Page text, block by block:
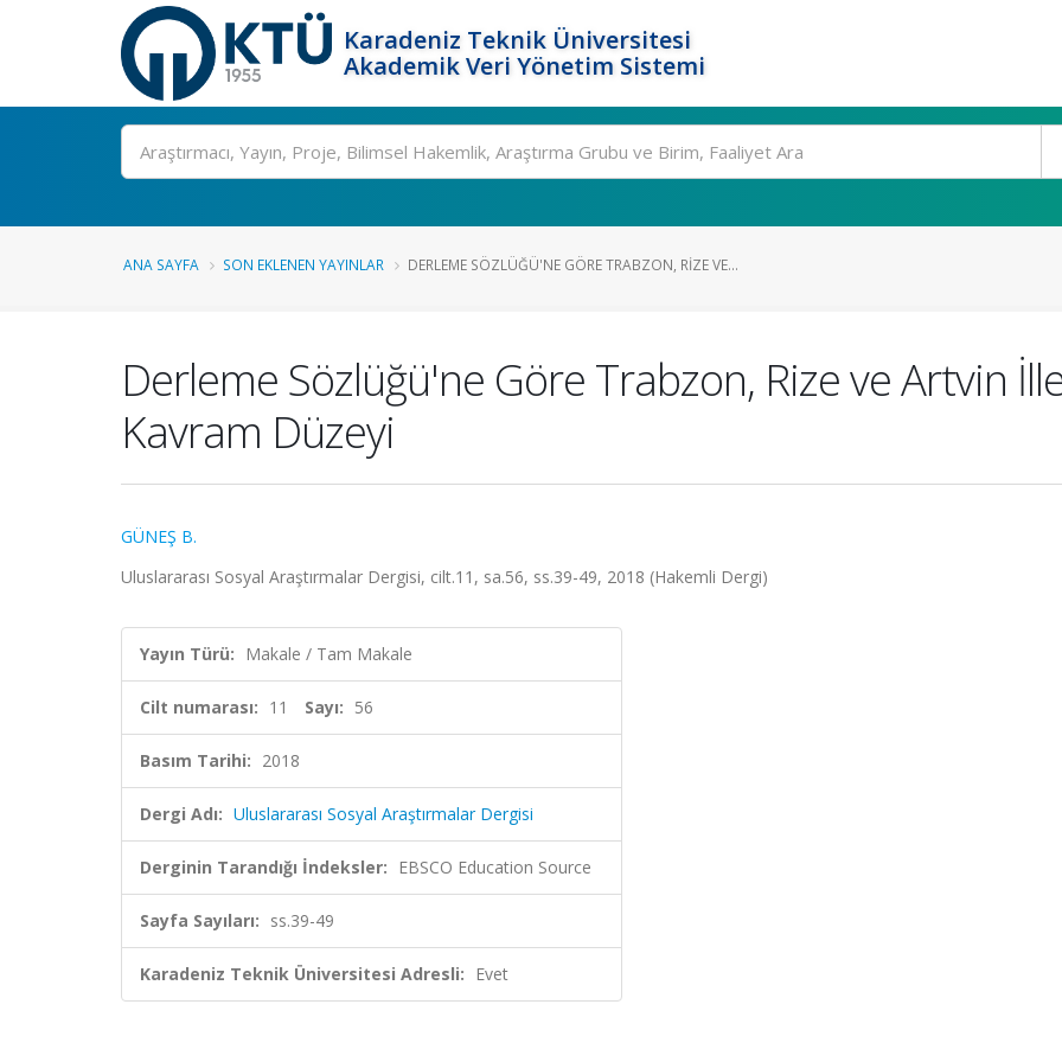
Karadeniz Teknik Üniversitesi
Akademik Veri Yönetim Sistemi
Ara
ANA SAYFA SON EKLENEN YAYINLAR DERLEME SÖZLÜĞÜ'NE GÖRE TRABZON, RIZE VE...
Derleme Sözlüğü'ne Göre Trabzon, Rize ve Artvin
Kavram Düzeyi
GÜNEŞ B.
Uluslararası Sosyal Araştırmalar Dergisi, cilt.11, sa.56, ss.39-49, 2018 (Hakemli Dergi)
Yayın Türü: Makale / Tam Makale
Cilt numarası: 11 Sayı: 56
Basım Tarihi: 2018
Dergi Adı: Uluslararası Sosyal Araştırmalar Dergisi
Derginin Tarandığı İndeksler: EBSCO Education Source
Sayfa Sayıları: ss.39-49
Karadeniz Teknik Üniversitesi Adresli: Evet